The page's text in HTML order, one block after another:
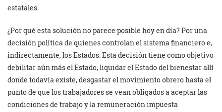
estatales.
¿Por qué esta solución no parece posible hoy en día? Por una
decisión política de quienes controlan el sistema financiero e,
indirectamente, los Estados. Esta decisión tiene como objetivo
debilitar aún más el Estado, liquidar el Estado del bienestar allí
donde todavía existe, desgastar el movimiento obrero hasta el
punto de que los trabajadores se vean obligados a aceptar las
condiciones de trabajo y la remuneración impuesta